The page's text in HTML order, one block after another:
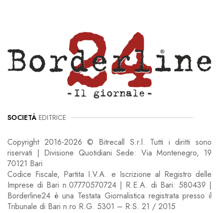
SOCIETÀ EDITRICE
Copyright 2016-2026 © Bitrecall S.r.l. Tutti i diritti sono
riservati | Divisione Quotidiani Sede: Via Montenegro, 19
70121 Bari
Codice Fiscale, Partita I.V.A. e Iscrizione al Registro delle
Imprese di Bari n.07770570724 | R.E.A. di Bari: 580439 |
Borderline24 è una Testata Giornalistica registrata presso il
Tribunale di Bari n.ro R.G. 5301 – R.S. 21 / 2015